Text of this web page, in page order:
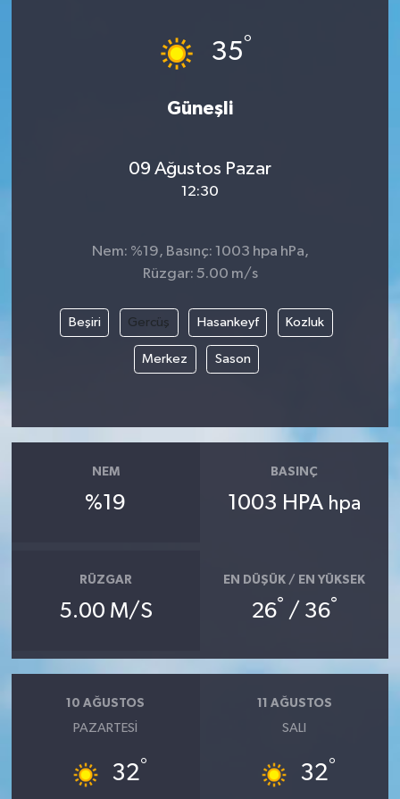
35°
Güneşli
09 Ağustos Pazar
12:30
Nem: %19, Basınç: 1003 hpa hPa,
Rüzgar: 5.00 m/s
Beşiri Gercüş Hasankeyf Kozluk
Merkez Sason
NEM
%19
BASINÇ
1003 HPA hpa
RÜZGAR
5.00 M/S
EN DÜŞÜK / EN YÜKSEK
26° / 36°
10 AĞUSTOS
PAZARTESI
32°
11 AĞUSTOS
SALI
32°
Akhisar Emlak
Etiketler
Yaşam
Kadın
Akhisar Emlak